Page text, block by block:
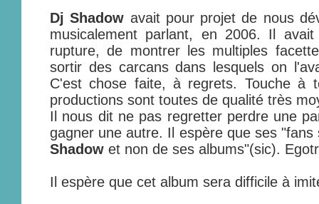
Dj Shadow avait pour projet de nous
musicalement parlant, en 2006. Il
rupture, de montrer les multiples
sortir des carcans dans lesquels on
C'est chose faite, à regrets. Touche à
productions sont toutes de qualité très
Il nous dit ne pas regretter perdre une
gagner une autre. Il espère que ses
Shadow et non de ses albums"(sic).
Il espère que cet album sera difficile à